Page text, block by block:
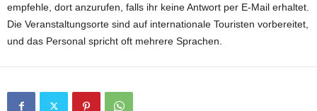
empfehle, dort anzurufen, falls ihr keine Antwort per E-Mail erhaltet.
Die Veranstaltungsorte sind auf internationale Touristen vorbereitet,
und das Personal spricht oft mehrere Sprachen.